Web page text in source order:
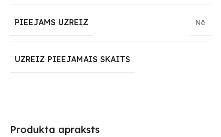
Produkta apraksts
PIEEJAMS UZREIZ Nē
UZREIZ PIEEJAMAIS SKAITS